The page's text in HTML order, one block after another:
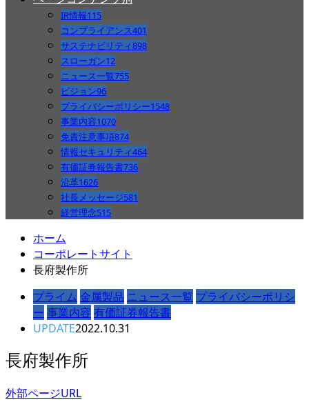
IR情報115
コンプライアンス401
サステナビリティ898
スローガン12
ニュース一覧755
ビジョン96
プライバシーポリシー1548
事業内容1070
免責注意事項874
情報セキュリティ464
有価証券報告書736
沿革1626
社長メッセージ581
経営理念515
ホーム
コーポレートサイト
長府製作所
プライム 金属製品 ニュース一覧 プライバシーポリシ
ー 事業内容 有価証券報告書
UPDATE2022.10.31
長府製作所
外部ページURL